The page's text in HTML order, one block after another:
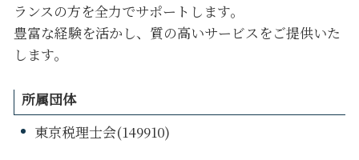
ランスの方を全力でサポートします。
豊富な経験を活かし、質の高いサービスをご提供いた
します。
所属団体
東京税理士会(149910)